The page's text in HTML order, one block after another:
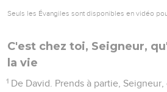
Seuls les Évangiles sont disponibles en vidéo
C'est chez toi, Seigneur,
la vie
1 De David. Prends à partie,